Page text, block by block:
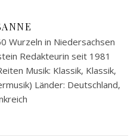
Wurzeln in Niedersachsen
Redakteurin seit 1981
Musik: Klassik, Klassik,
Länder: Deutschland,